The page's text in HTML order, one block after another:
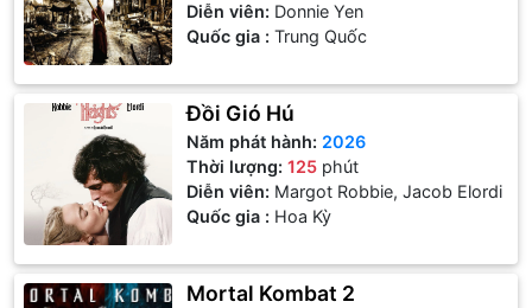
Diễn viên: Donnie Yen
Quốc gia : Trung Quốc
Đồi Gió Hú
Năm phát hành: 2026
Thời lượng:125 phút
Diễn viên: Margot Robbie, Jacob Elordi
Quốc gia : Hoa Kỳ
Mortal Kombat 2